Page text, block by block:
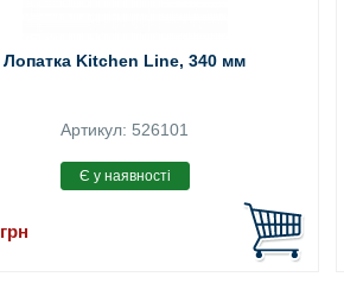
Лопатка Kitchen Line, 340 мм
Артикул: 526101
грн